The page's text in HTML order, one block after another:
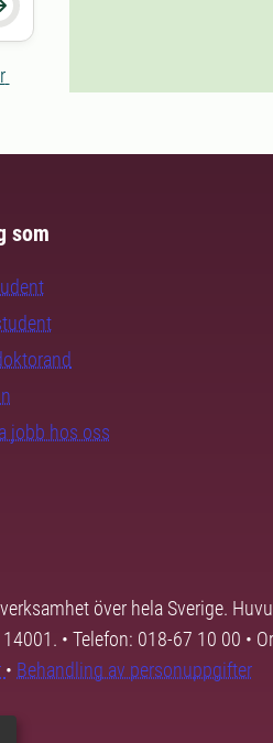
som
jobb hos oss
över hela Sverige.
• Telefon: 018-67 10 00 •
• Behandling av personuppgifter